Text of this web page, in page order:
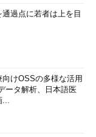
過点に若者は上を目
けOSSの多様な活用
ータ解析、日本語医
...